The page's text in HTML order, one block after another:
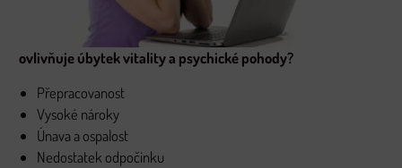
ovlivňuje úbytek vitality a psychické pohody?
Přepracovanost
Vysoké nároky
Únava a ospalost
Nedostatek odpočinku